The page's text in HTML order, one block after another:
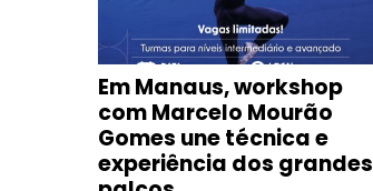
Em Manaus, workshop
com Marcelo Mourão
Gomes une técnica e
experiência dos grandes